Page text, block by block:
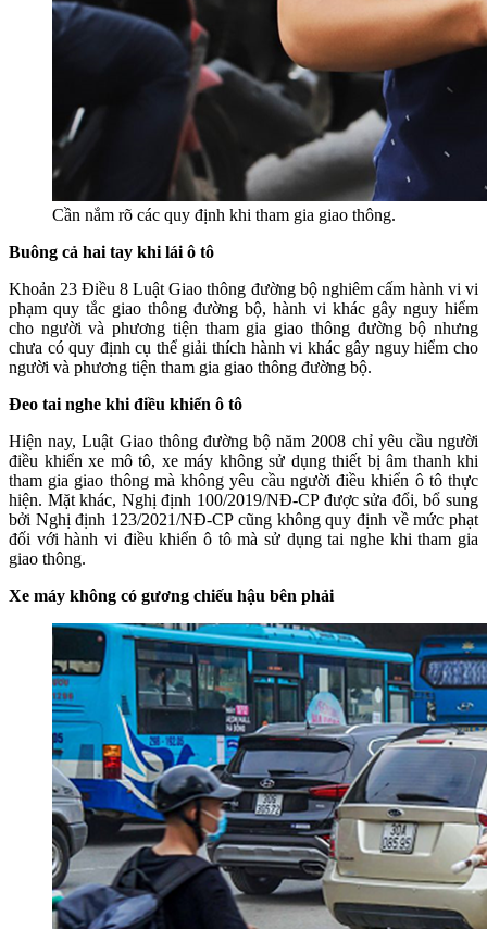
Cần nắm rõ các quy định khi tham gia giao thông.
Buông cả hai tay khi lái ô tô
Khoản 23 Điều 8 Luật Giao thông đường bộ nghiêm cấm hành vi vi
phạm quy tắc giao thông đường bộ, hành vi khác gây nguy hiểm
cho người và phương tiện tham gia giao thông đường bộ nhưng
chưa có quy định cụ thể giải thích hành vi khác gây nguy hiểm cho
người và phương tiện tham gia giao thông đường bộ.
Đeo tai nghe khi điều khiển ô tô
Hiện nay, Luật Giao thông đường bộ năm 2008 chỉ yêu cầu người
điều khiển xe mô tô, xe máy không sử dụng thiết bị âm thanh khi
tham gia giao thông mà không yêu cầu người điều khiển ô tô thực
hiện. Mặt khác, Nghị định 100/2019/NĐ-CP được sửa đổi, bổ sung
bởi Nghị định 123/2021/NĐ-CP cũng không quy định về mức phạt
đối với hành vi điều khiển ô tô mà sử dụng tai nghe khi tham gia
giao thông.
Xe máy không có gương chiếu hậu bên phải